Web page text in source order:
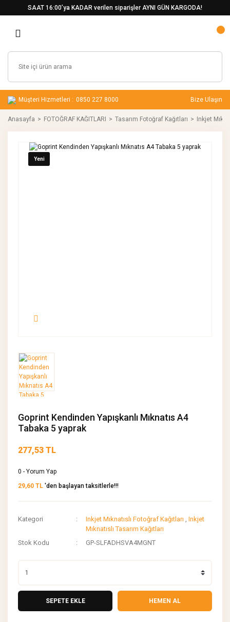
SAAT 16:00’ya KADAR verilen siparişler AYNI GÜN KARGODA!
Müşteri Hizmetleri : 0850 227 8000 Bize Ulaşın
Anasayfa FOTOĞRAF KAĞITLARI Tasarım Fotoğraf Kağıtları Inkjet
Yeni
Goprint Kendinden Yapışkanlı Mıknatıs A4
Tabaka 5 yaprak
277,53 TL
0 - Yorum Yap
29,60 TL 'den başlayan taksitlerle!!!
Kategori Inkjet Mıknatıslı Fotoğraf Kağıtları ,Inkjet
Mıknatıslı Tasarım Kağıtları
Stok Kodu
GP-SLFADHSVA4MGNT
SEPETE EKLE HEMEN AL